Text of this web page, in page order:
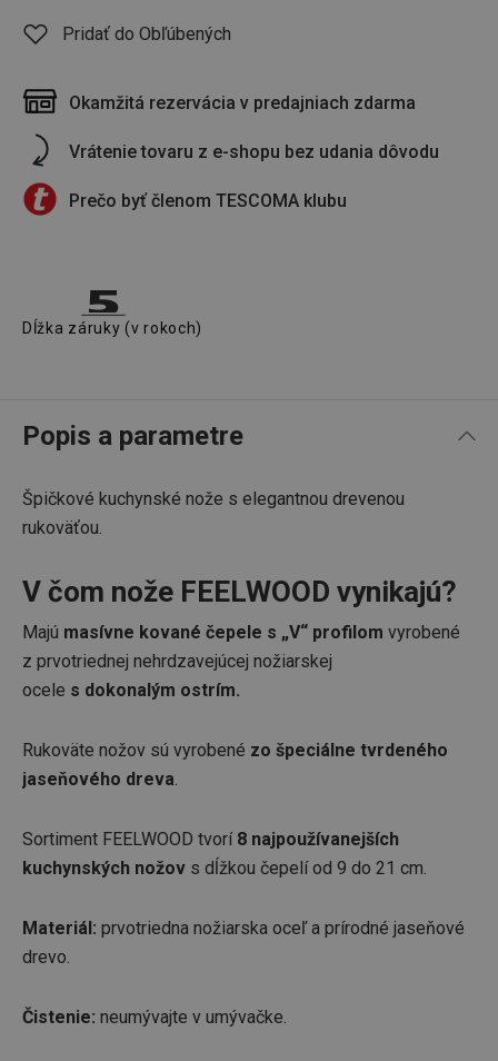
Pridať do Obľúbených
Okamžitá rezervácia v predajniach zdarma
Vrátenie tovaru z e-shopu bez udania dôvodu
Prečo byť členom TESCOMA klubu
Dĺžka záruky (v rokoch)
Popis a parametre
Špičkové kuchynské nože s elegantnou drevenou
rukoväťou.
V čom nože FEELWOOD vynikajú?
Majú masívne kované čepele s „V“ profilom vyrobené
z prvotriednej nehrdzavejúcej nožiarskej
ocele s dokonalým ostrím.
Rukoväte nožov sú vyrobené zo špeciálne tvrdeného
jaseňového dreva.
Sortiment FEELWOOD tvorí 8 najpoužívanejších
kuchynských nožov s dĺžkou čepelí od 9 do 21 cm.
Materiál: prvotriedna nožiarska oceľ a prírodné jaseňové
drevo.
Čistenie: neumývajte v umývačke.